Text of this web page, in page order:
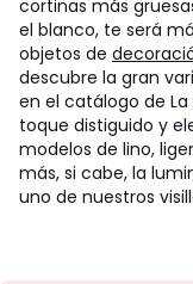
cortinas más
el blanco, te será
objetos de
descubre la gran
en el catálogo de La
toque distiguido y
modelos de lino,
más, si cabe, la
uno de nuestros